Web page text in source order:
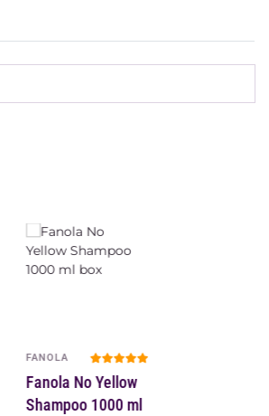
FANOLA
Fanola No Yellow
Shampoo 1000 ml